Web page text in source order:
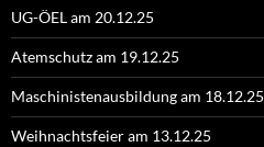
UG-ÖEL am 20.12.25
Atemschutz am 19.12.25
Maschinistenausbildung am 18.12.25
Weihnachtsfeier am 13.12.25